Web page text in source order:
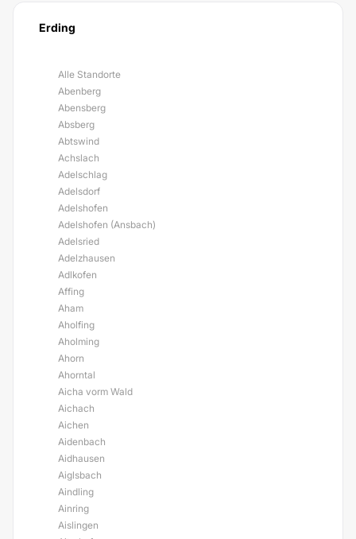
Erding
Alle Standorte
Abenberg
Abensberg
Absberg
Abtswind
Achslach
Adelschlag
Adelsdorf
Adelshofen
Adelshofen (Ansbach)
Adelsried
Adelzhausen
Adlkofen
Affing
Aham
Aholfing
Aholming
Ahorn
Ahorntal
Aicha vorm Wald
Aichach
Aichen
Aidenbach
Aidhausen
Aiglsbach
Aindling
Ainring
Aislingen